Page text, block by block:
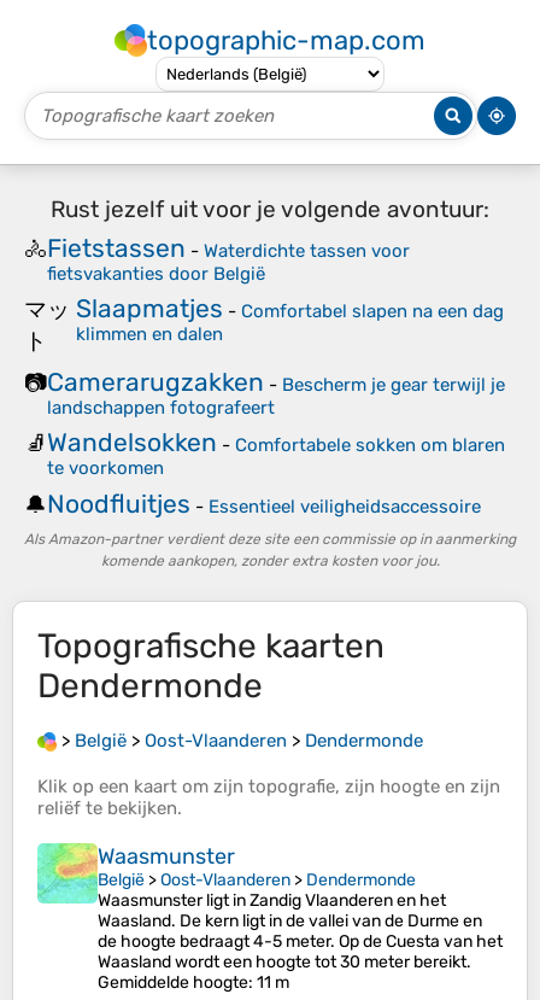
topographic-map.com
Rust jezelf uit voor je volgende avontuur:
🚴Fietstassen - Waterdichte tassen voor
fietsvakanties door België
マッ
ト
Slaapmatjes -Comfortabel slapen na een dag
klimmen en dalen
📷Camerarugzakken - Bescherm je gear terwijl je
landschappen fotografeert
🧦Wandelsokken - Comfortabele sokken om blaren
te voorkomen
🔔Noodfluitjes - Essentieel veiligheidsaccessoire
Als Amazon-partner verdient deze site een commissie op in aanmerking
komende aankopen, zonder extra kosten voor jou.
Topografische kaarten
Dendermonde
> België > Oost-Vlaanderen > Dendermonde
Klik op een kaart om zijn topografie, zijn hoogte en zijn
reliëf te bekijken.
Waasmunster
België >Oost-Vlaanderen > Dendermonde
Waasmunster ligt in Zandig Vlaanderen en het
Waasland. De kern ligt in de vallei van de Durme en
de hoogte bedraagt 4-5 meter. Op de Cuesta van het
Waasland wordt een hoogte tot 30 meter bereikt.
Gemiddelde hoogte: 11 m